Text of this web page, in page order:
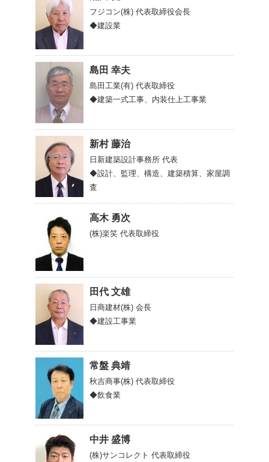
フジコン(株) 代表取締役会長
◆建設業
島田 幸夫
島田工業(有) 代表取締役
◆建築一式工事、内装仕上工事業
新村 藤治
日新建築設計事務所 代表
◆設計、監理、構造、建築積算、家屋調
査
高木 勇次
(株)楽笑 代表取締役
田代 文雄
日商建材(株) 会長
◆建設工事業
常盤 典靖
秋吉商事(株) 代表取締役
◆飲食業
中井 盛博
(株)サンコレクト 代表取締役